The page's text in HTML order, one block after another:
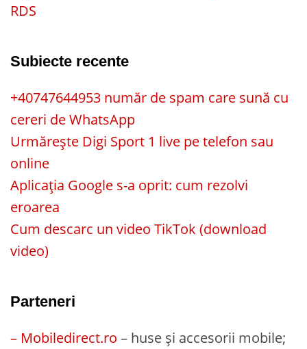
RDS
Subiecte recente
+40747644953 număr de spam care sună cu
cereri de WhatsApp
Urmărește Digi Sport 1 live pe telefon sau
online
Aplicația Google s-a oprit: cum rezolvi
eroarea
Cum descarc un video TikTok (download
video)
Parteneri
– Mobiledirect.ro – huse și accesorii mobile;